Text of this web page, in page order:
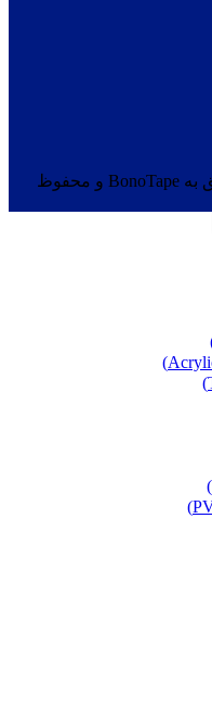
تمام حقوق مادی و معنوی سایت متعلق به BonoTape و محفوظ